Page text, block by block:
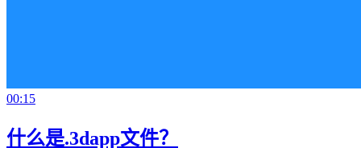
00:15
什么是.3dapp文件？